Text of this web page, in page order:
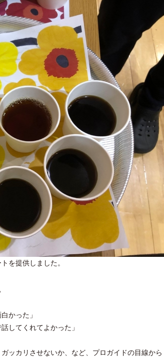
を提供しました。
かった」
してくれてよかった」
ッカリさせないか、など、プロガイドの目線から